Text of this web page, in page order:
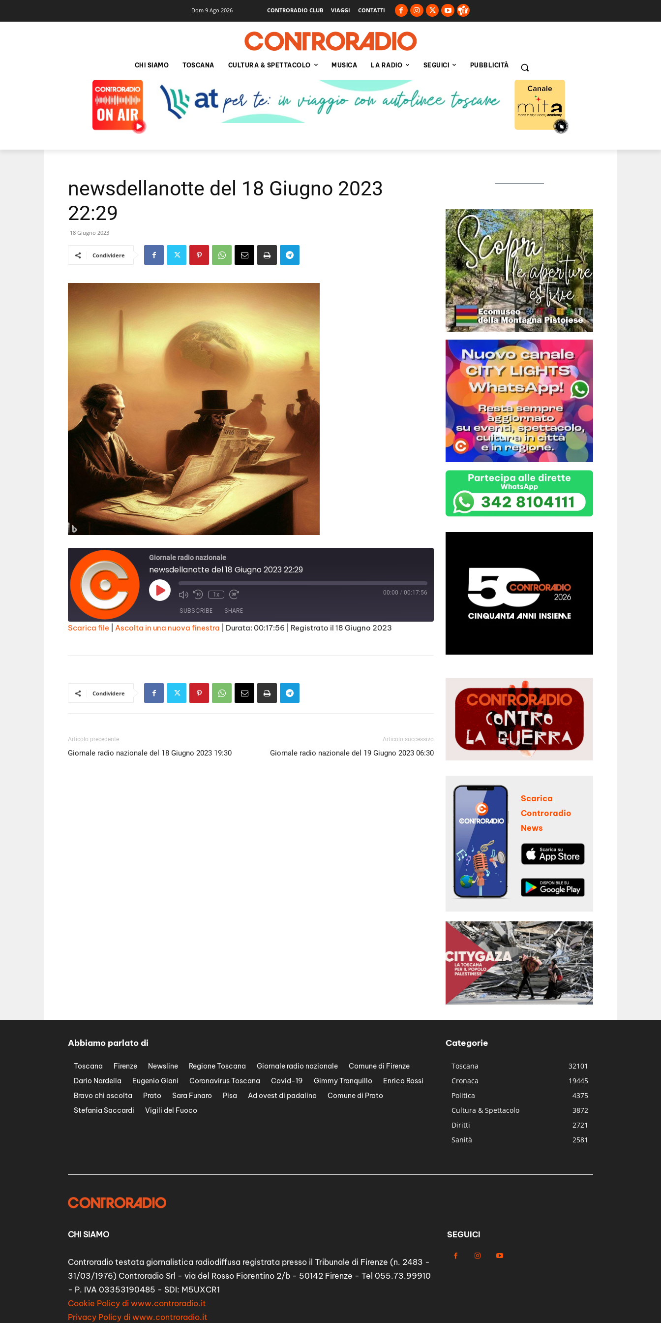
Dom 9 Ago 2026 CONTRORADIO CLUB VIAGGI CONTATTI
CHI SIAMO TOSCANA CULTURA & SPETTACOLO MUSICA LA RADIO SEGUICI PUBBLICITÀ
newsdellanotte del 18 Giugno 2023
22:29
18 Giugno 2023
Condividere
Giornale radio nazionale
newsdellanotte del 18 Giugno 2023 22:29
Play
Episode
1x 00:00 / 00:17:56
SUBSCRIBE SHARE
Scarica file Ascolta in una nuova finestra Durata: 00:17:56 Registrato il 18 Giugno 2023
Condividere
Articolo precedente
Giornale radio nazionale del 18 Giugno 2023 19:30
Articolo successivo
Giornale radio nazionale del 19 Giugno 2023 06:30
Scarica
Controradio
News
Abbiamo parlato di
Toscana Firenze Newsline Regione Toscana Giornale radio nazionale
Comune di Firenze
Dario Nardella
Eugenio Giani Coronavirus Toscana Covid-19 Gimmy Tranquillo
Enrico Rossi
Bravo chi ascolta
Prato Sara Funaro Pisa Ad ovest di padalino
Comune di Prato
Stefania Saccardi
Vigili del Fuoco
Categorie
Toscana
32101
Cronaca
19445
Politica
4375
Cultura & Spettacolo
3872
Diritti
2721
Sanità
2581
CHI SIAMO
Controradio testata giornalistica radiodiffusa registrata presso il Tribunale di Firenze (n. 2483 -
31/03/1976) Controradio Srl - via del Rosso Fiorentino 2/b - 50142 Firenze - Tel 055.73.99910
- P. IVA 03353190485 - SDI: M5UXCR1
Cookie Policy di www.controradio.it
Privacy Policy di www.controradio.it
SEGUICI